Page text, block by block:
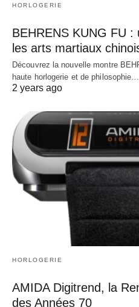
HORLOGERIE
BEHRENS KUNG FU
les arts martiaux
Découvrez la nouvelle montre
haute horlogerie et de philosophie…
2 years ago
HORLOGERIE
AMIDA Digitrend, la
des Années 70